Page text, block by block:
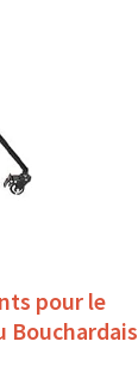
pour le
Bouchardais